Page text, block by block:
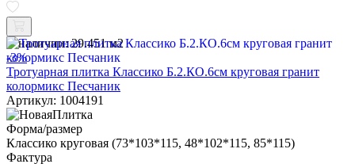
В наличии: 29.451 м2
-3%
Тротуарная плитка Классико Б.2.КО.6см круговая гранит
колормикс Песчаник
Артикул: 1004191
Форма/размер
Классико круговая (73*103*115, 48*102*115, 85*115)
Фактура